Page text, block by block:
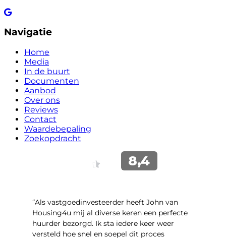
Navigatie
Home
Media
In de buurt
Documenten
Aanbod
Over ons
Reviews
Contact
Waardebepaling
Zoekopdracht
“Als vastgoedinvesteerder heeft John van
Housing4u mij al diverse keren een perfecte
huurder bezorgd. Ik sta iedere keer weer
versteld hoe snel en soepel dit proces